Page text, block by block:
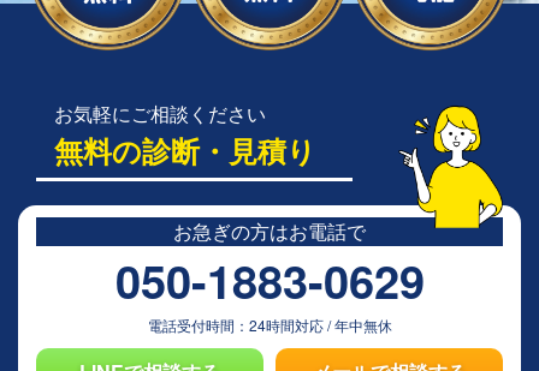
お気軽にご相談ください
無料の診断・見積り
お急ぎの方はお電話で
050-1883-0629
電話受付時間： 24時間対応/年中無休